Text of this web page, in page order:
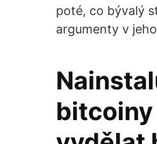
poté, co bývalý
argumenty v